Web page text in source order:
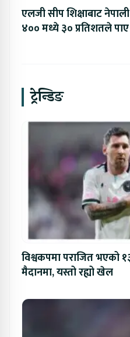
एलजी सीप शिक्षाबाट
४०० मध्ये ३० प्रतिशतले
ट्रेन्डिङ
विश्वकपमा पराजित भएको
मैदानमा, यस्तो रह्यो खेल